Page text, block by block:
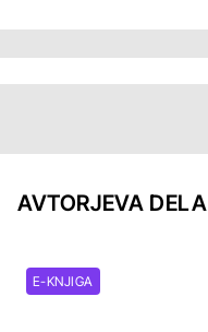
AVTORJEVA DELA
E-KNJIGA